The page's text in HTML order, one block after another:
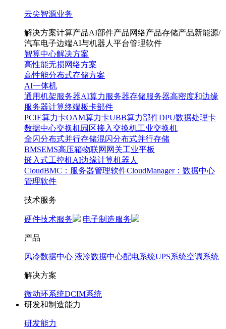
云尖智源业务
解决方案计算产品AI部件产品网络产品存储产品新能源/
汽车电子边端AI与机器人 平台管理软件
智算中心解决方案
高性能无损网络方案
高性能分布式存储方案
AI一体机
通用机架服务器AI算力服务器存储服务器高密度和边缘
服务器计算终端板卡部件
PCIE算力卡OAM算力卡UBB算力部件DPU数据处理卡
数据中心交换机园区接入交换机工业交换机
全闪分布式并行存储混闪分布式并行存储
BMSEMS高压箱物联网网关工业平板
嵌入式工控机AI边缘计算机器人
CloudBMC：服务器管理软件CloudManager：数据中心
管理软件
技术服务
硬件技术服务 电子制造服务
产品
风冷数据中心 液冷数据中心配电系统UPS系统空调系统
解决方案
微动环系统DCIM系统
研发和制造能力
研发能力